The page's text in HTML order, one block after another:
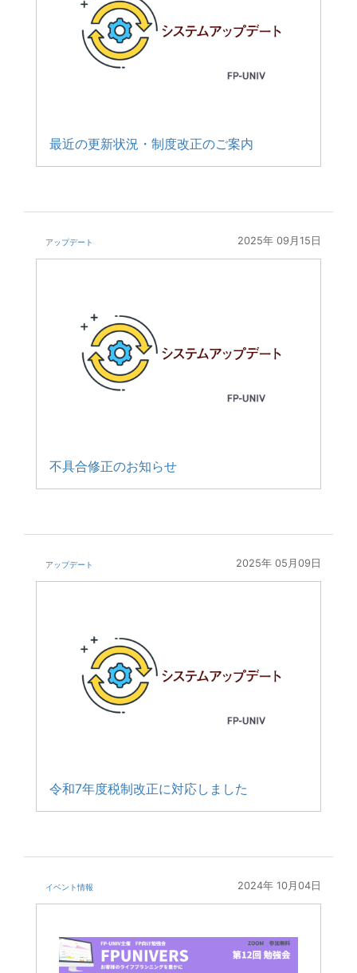
最近の更新状況・制度改正のご案内
アップデート 2025年 09月15日
不具合修正のお知らせ
アップデート 2025年 05月09日
令和7年度税制改正に対応しました
イベント情報 2024年 10月04日